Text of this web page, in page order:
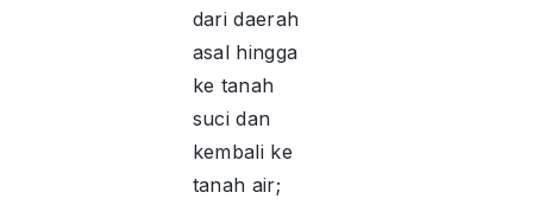
dari daerah
asal hingga
ke tanah
suci dan
kembali ke
tanah air;